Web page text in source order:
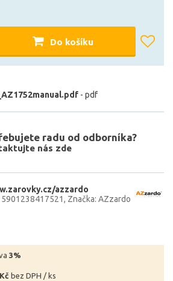
Do košíku
- pdf
radu od odborníka?
nás zde
azzardo
5901238417521 Značka: AZzardo
3%
bez DPH / ks